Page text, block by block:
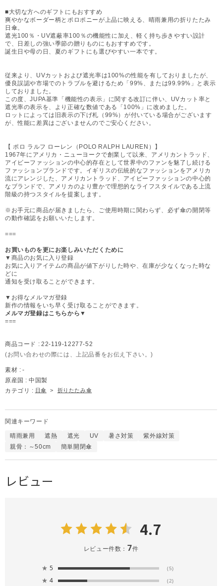
■大切な方へのギフトにもおすすめ
爽やかなボーダー柄とポロポニーが上品に映える、晴雨兼用の折りたたみ
日傘。
遮光100％・UV遮蔽率100％の機能性に加え、軽く持ち歩きやすい設計
で、日差しの強い季節の贈りものにもおすすめです。
誕生日や母の日、夏のギフトにも選びやすい一本です。
従来より、UVカットおよび遮光率は100%の性能を有しておりましたが、
優良誤認や市場でのトラブルを避けるため「99%、または99.99%」と表示
しておりました。
この度、JUPA基準「機能性の表示」に関する改訂に伴い、UVカット率と
遮光率の表示を、より正確な数値である「100%」に改めました。
ロットによっては旧表示の下げ札（99%）が付いている場合がございます
が、性能に差異はございませんのでご安心ください。
【 ポロ ラルフ ローレン（POLO RALPH LAUREN）】
1967年にアメリカ・ニューヨークで創業して以来、アメリカントラッド、
アイビーファッションの中心的存在として世界中のファンを魅了し続ける
ファッションブランドです。イギリスの伝統的なファッションをアメリカ
流にアレンジした、アメリカントラッド、アイビーファッションの中心的
なブランドで、アメリカのより豊かで理想的なライフスタイルである上流
階級の持つスタイルを提案します。
※お手元に商品が届きましたら、ご使用時期に関わらず、必ず傘の開閉等
の動作確認をお願いいたします。
===
お買いものを更にお楽しみいただくために
▼商品のお気に入り登録
お気に入りアイテムの商品が値下がりした時や、在庫が少なくなった時な
どに
通知を受け取ることができます。
▼お得なメルマガ登録
新作の情報をいち早く受け取ることができます。
メルマガ登録はこちらから▼
===
商品コード : 22-119-12277-52
(お問い合わせの際には、上記品番をお伝え下さい。)
素材 : -
原産国 : 中国製
カテゴリ : 日傘 > 折りたたみ傘
関連キーワード
晴雨兼用 遮熱 遮光 UV 暑さ対策
紫外線対策
親骨：～50cm
簡単開閉傘
レビュー
4.7
レビュー件数： 7件
★ 5 (5)
★ 4 (2)